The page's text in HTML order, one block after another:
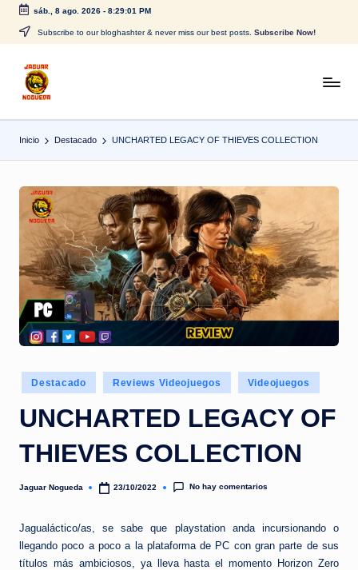
Saltar
contenido
sáb., 8 ago. 2026- 8:29:01 PM
Subscribe to our bloghashter & never miss our best posts. Subscribe Now!
J
a
g
r
N
o
g
u
a
CONTENIDO
Inicio Destacado UNCHARTED LEGACY OF THIEVES COLLECTION
Publicado
en
Destacado Reviews Videojuegos Videojuegos
UNCHARTED LEGACY OF
THIEVES COLLECTION
Publicado
Jaguar Nogueda 23/10/2022 No hay comentarios
Jagualáctico/as, se sabe que playstation anda incursionando o
llegando poco a poco a la plataforma de PC con gran parte de sus
títulos más ambiciosos, ya lleva hasta el momento Horizon Zero